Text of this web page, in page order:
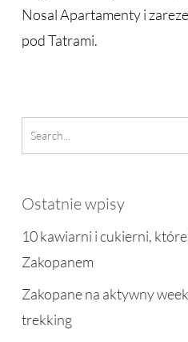
Nosal Apartamenty i
pod Tatrami.
Ostatnie wpisy
10 kawiarni i cukierni,
Zakopanem
Zakopane na aktywny
trekking